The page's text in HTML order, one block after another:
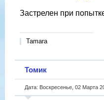
Застрелен при
Tamara
Томик
Дата: Воскресенье, 02 Марта